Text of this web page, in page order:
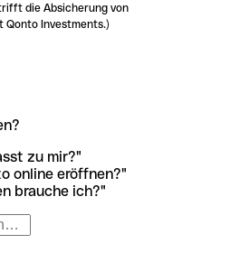
die Absicherung von
Qonto Investments.)
zu mir?"
online eröffnen?"
brauche ich?"